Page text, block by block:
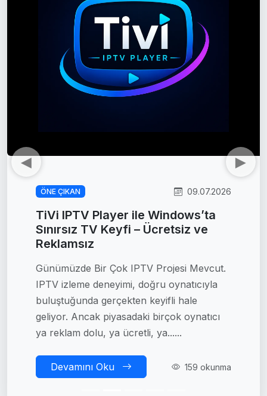
ÖNE ÇIKAN 09.07.2026
TiVi IPTV Player ile Windows’ta
Sınırsız TV Keyfi – Ücretsiz ve
Reklamsız
Günümüzde Bir Çok IPTV Projesi Mevcut.
IPTV izleme deneyimi, doğru oynatıcıyla
buluştuğunda gerçekten keyifli hale
geliyor. Ancak piyasadaki birçok oynatıcı
ya reklam dolu, ya ücretli, ya......
Devamını Oku 159 okunma
Önceki